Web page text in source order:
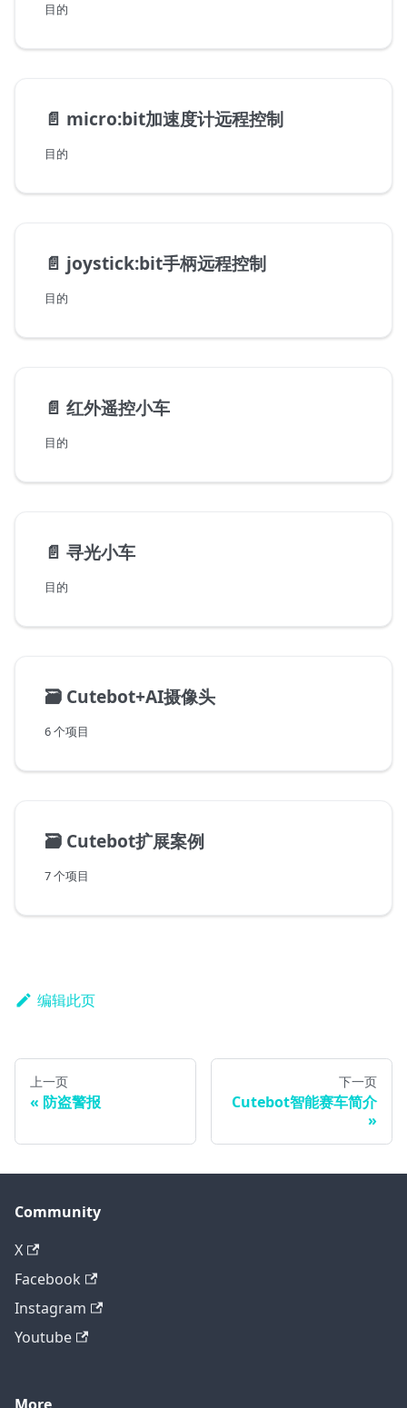
目的
📄️ micro:bit加速度计远程控制
目的
📄️ joystick:bit手柄远程控制
目的
📄️ 红外遥控小车
目的
📄️ 寻光小车
目的
🗃️ Cutebot+AI摄像头
6 个项目
🗃️ Cutebot扩展案例
7 个项目
编辑此页
上一页
防盗警报
下一页
Cutebot智能赛车简介
Community
X
Facebook
Instagram
Youtube